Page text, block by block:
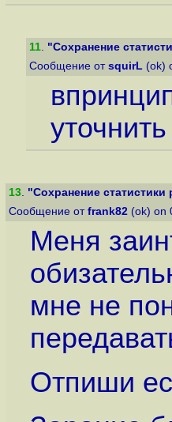
11. "Сохранение
Сообщение от squirL (ok)
13. "Сохранение статистики
Сообщение от frank82 (ok) on
Меня
мне не
Отпиши